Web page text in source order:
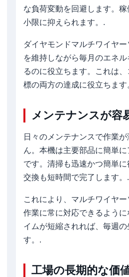
な負荷変動を回避します。
小限に抑えられます。.
ダイヤモンドマルチワイヤ
を維持しながら毎月のエネ
るのに役立ちます。これは
標の両方の達成に役立ちます
メンテナンスが容
日々のメンテナンスで作業
ん。本機は主要部品に簡単
です。清掃も迅速かつ簡単
交換も短時間で完了します。.
これにより、マルチワイヤ
作業に常に対応できるよう
イムが短縮されれば、毎週の
す。.
工場の長期的な価